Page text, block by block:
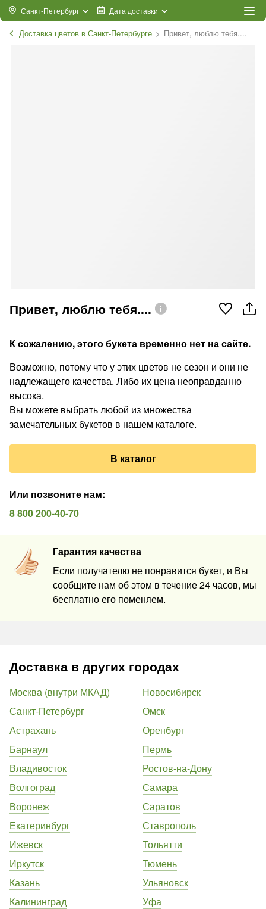
Санкт-Петербург Дата доставки
Доставка цветов в Санкт-Петербурге Привет, люблю тебя....
Привет, люблю тебя....
К сожалению, этого букета временно нет на сайте.
Возможно, потому что у этих цветов не сезон и они не
надлежащего качества. Либо их цена неоправданно
высока.
Вы можете выбрать любой из множества
замечательных букетов в нашем каталоге.
В каталог
Или позвоните нам:
8 800 200-40-70
Гарантия качества
Если получателю не понравится букет, и Вы
сообщите нам об этом в течение 24 часов, мы
бесплатно его поменяем.
Доставка в других городах
Москва (внутри МКАД)
Санкт-Петербург
Астрахань
Барнаул
Владивосток
Волгоград
Воронеж
Екатеринбург
Ижевск
Иркутск
Казань
Калининград
Новосибирск
Омск
Оренбург
Пермь
Ростов-на-Дону
Самара
Саратов
Ставрополь
Тольятти
Тюмень
Ульяновск
Уфа